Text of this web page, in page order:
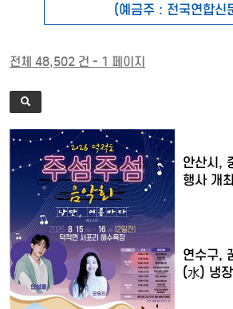
(예금주 : 전국연합신
전체 48,502 건 - 1 페이지
안산시,
행사 개최
연수구,
(水) 냉